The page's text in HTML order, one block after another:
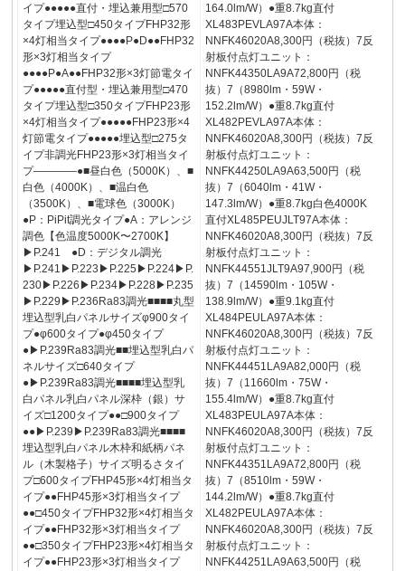
イプ●●●●●直付・埋込兼用型□570
タイプ埋込型□450タイプFHP32形
×4灯相当タイプ●●●●P●D●●FHP32
形×3灯相当タイプ
●●●●P●A●●FHP32形×3灯節電タイ
プ●●●●●直付型・埋込兼用型□470
タイプ埋込型□350タイプFHP23形
×4灯相当タイプ●●●●●FHP23形×4
灯節電タイプ●●●●●埋込型□275タ
イプ非調光FHP23形×3灯相当タイ
プ――――●■昼白色（5000K）、■
白色（4000K）、■温白色
（3500K）、■電球色（3000K）
●P：PiPit調光タイプ●A：アレンジ
調色【色温度5000K〜2700K】
▶P.241 ●D：デジタル調光
▶P.241▶P.223▶P.225▶P.224▶P.
230▶P.226▶P.234▶P.228▶P.235
▶P.229▶P.236Ra83調光■■■■丸型
埋込型乳白パネルサイズφ900タイ
プ●φ600タイプ●φ450タイプ
●▶P.239Ra83調光■■埋込型乳白パ
ネルサイズ□640タイプ
●▶P.239Ra83調光■■■■埋込型乳
白パネル乳白パネル深枠（銀）サ
イズ□1200タイプ●●□900タイプ
●●▶P.239▶P.239Ra83調光■■■■
埋込型乳白パネル木枠和紙柄パネ
ル（木製格子）サイズ明るさタイ
プ□600タイプFHP45形×4灯相当タ
イプ●●FHP45形×3灯相当タイプ
●●□450タイプFHP32形×4灯相当タ
イプ●●FHP32形×3灯相当タイプ
●●□350タイプFHP23形×4灯相当タ
イプ●●FHP23形×3灯相当タイプ
164.0lm/W）●重8.7kg直付
XL483PEVLA97A本体：
NNFK46020A8,300円（税抜）7反
射板付点灯ユニット：
NNFK44350LA9A72,800円（税
抜）7（8980lm・59W・
152.2lm/W）●重8.7kg直付
XL482PEVLA97A本体：
NNFK46020A8,300円（税抜）7反
射板付点灯ユニット：
NNFK44250LA9A63,500円（税
抜）7（6040lm・41W・
147.3lm/W）●重8.7kg白色4000K
直付XL485PEUJLT97A本体：
NNFK46020A8,300円（税抜）7反
射板付点灯ユニット：
NNFK44551JLT9A97,900円（税
抜）7（14590lm・105W・
138.9lm/W）●重9.1kg直付
XL484PEULA97A本体：
NNFK46020A8,300円（税抜）7反
射板付点灯ユニット：
NNFK44451LA9A82,000円（税
抜）7（11660lm・75W・
155.4lm/W）●重8.7kg直付
XL483PEULA97A本体：
NNFK46020A8,300円（税抜）7反
射板付点灯ユニット：
NNFK44351LA9A72,800円（税
抜）7（8510lm・59W・
144.2lm/W）●重8.7kg直付
XL482PEULA97A本体：
NNFK46020A8,300円（税抜）7反
射板付点灯ユニット：
NNFK44251LA9A63,500円（税